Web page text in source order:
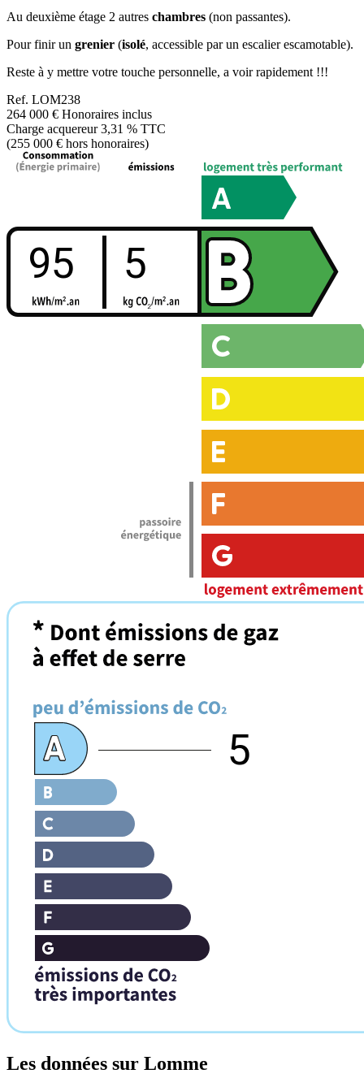
Au deuxième étage 2 autres chambres (non passantes).
Pour finir un grenier (isolé, accessible par un escalier escamotable).
Reste à y mettre votre touche personnelle, a voir rapidement !!!
Ref. LOM238
264 000 € Honoraires inclus
Charge acquereur 3,31 % TTC
(255 000 € hors honoraires)
95 5
5
Les données sur Lomme